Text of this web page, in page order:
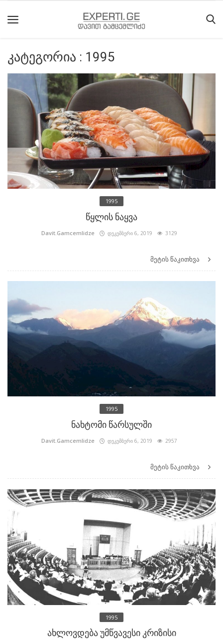
მიმდინარე
მოვლენები
შესახებ
ეროვნული
მოძრაობის
ისტორია
კატეგორია : 1995
1995
წყლის ნაყვა
Davit.Gamcemlidze დეკემბერი 6, 2019 3129
მეტის წაკითხვა
1995
ნახტომი წარსულში
Davit.Gamcemlidze დეკემბერი 6, 2019 2957
მეტის წაკითხვა
1995
ახლოვდება უმწვავესი კრიზისი